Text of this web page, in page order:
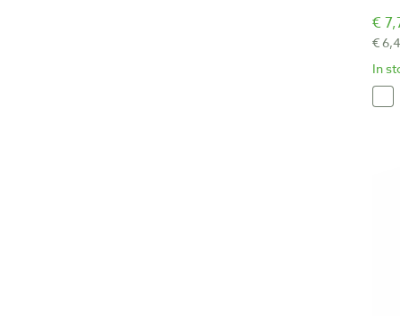
€
€
In